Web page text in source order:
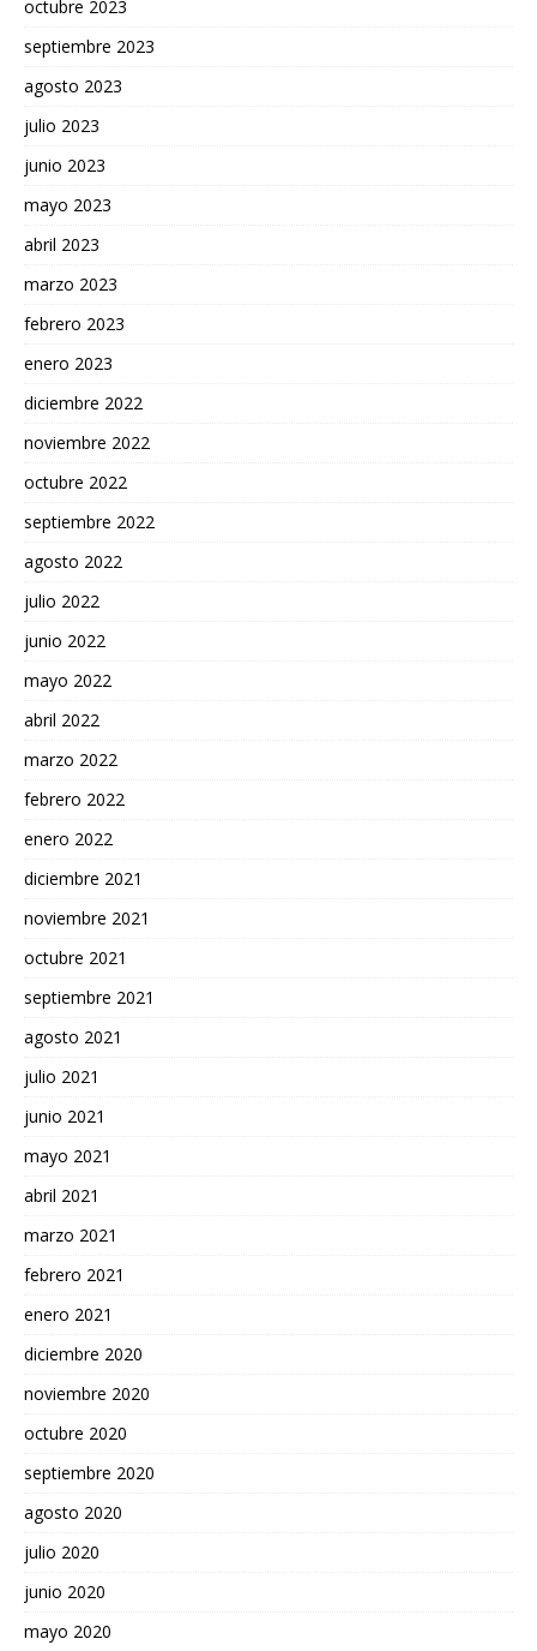
octubre 2023
septiembre 2023
agosto 2023
julio 2023
junio 2023
mayo 2023
abril 2023
marzo 2023
febrero 2023
enero 2023
diciembre 2022
noviembre 2022
octubre 2022
septiembre 2022
agosto 2022
julio 2022
junio 2022
mayo 2022
abril 2022
marzo 2022
febrero 2022
enero 2022
diciembre 2021
noviembre 2021
octubre 2021
septiembre 2021
agosto 2021
julio 2021
junio 2021
mayo 2021
abril 2021
marzo 2021
febrero 2021
enero 2021
diciembre 2020
noviembre 2020
octubre 2020
septiembre 2020
agosto 2020
julio 2020
junio 2020
mayo 2020